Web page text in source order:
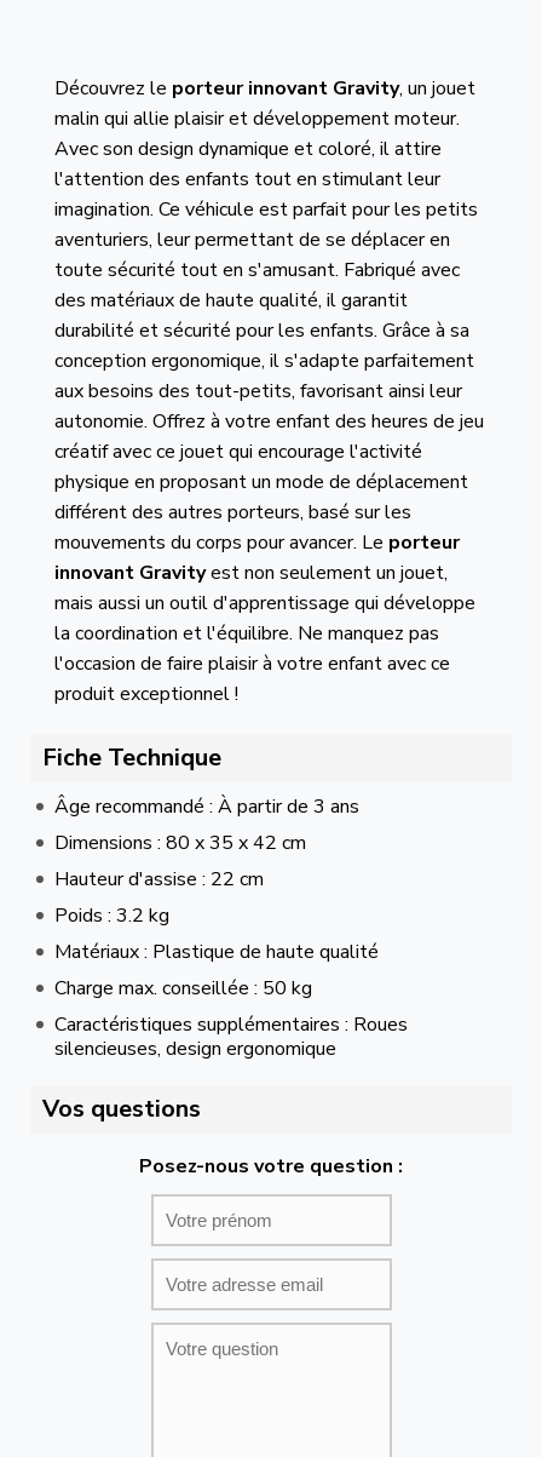
Découvrez le porteur innovant Gravity, un jouet
malin qui allie plaisir et développement moteur.
Avec son design dynamique et coloré, il attire
l'attention des enfants tout en stimulant leur
imagination. Ce véhicule est parfait pour les petits
aventuriers, leur permettant de se déplacer en
toute sécurité tout en s'amusant. Fabriqué avec
des matériaux de haute qualité, il garantit
durabilité et sécurité pour les enfants. Grâce à sa
conception ergonomique, il s'adapte parfaitement
aux besoins des tout-petits, favorisant ainsi leur
autonomie. Offrez à votre enfant des heures de jeu
créatif avec ce jouet qui encourage l'activité
physique en proposant un mode de déplacement
différent des autres porteurs, basé sur les
mouvements du corps pour avancer. Le porteur
innovant Gravityest non seulement un jouet,
mais aussi un outil d'apprentissage qui développe
la coordination et l'équilibre. Ne manquez pas
l'occasion de faire plaisir à votre enfant avec ce
produit exceptionnel !
Fiche Technique
Âge recommandé : À partir de 3 ans
Dimensions : 80 x 35 x 42 cm
Hauteur d'assise : 22 cm
Poids : 3.2 kg
Matériaux : Plastique de haute qualité
Charge max. conseillée : 50 kg
Caractéristiques supplémentaires : Roues
silencieuses, design ergonomique
Vos questions
Posez-nous votre question :